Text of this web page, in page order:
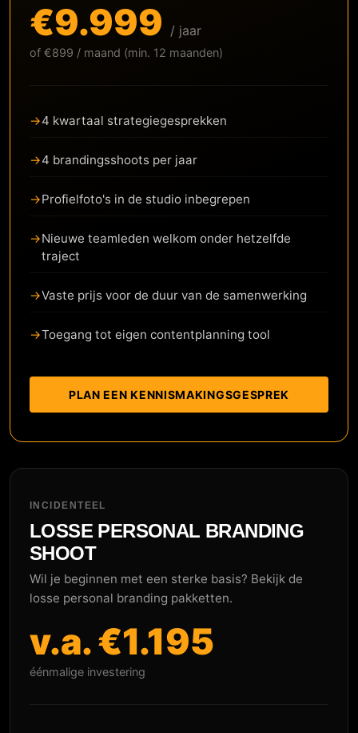
€9.999 / jaar
of €899 / maand (min. 12 maanden)
4 kwartaal strategiegesprekken
4 brandingsshoots per jaar
Profielfoto's in de studio inbegrepen
Nieuwe teamleden welkom onder hetzelfde
traject
Vaste prijs voor de duur van de samenwerking
Toegang tot eigen contentplanning tool
PLAN EEN KENNISMAKINGSGESPREK
INCIDENTEEL
LOSSE PERSONAL BRANDING
SHOOT
Wil je beginnen met een sterke basis? Bekijk de
losse personal branding pakketten.
v.a. €1.195
éénmalige investering